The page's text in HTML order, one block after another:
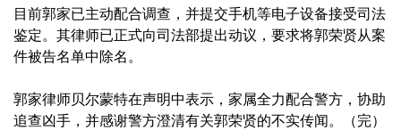
目前郭家已主动配合调查，并提交手机等电子设备接受司法
鉴定。其律师已正式向司法部提出动议，要求将郭荣贤从案
件被告名单中除名。
郭家律师贝尔蒙特在声明中表示，家属全力配合警方，协助
追查凶手，并感谢警方澄清有关郭荣贤的不实传闻。（完）